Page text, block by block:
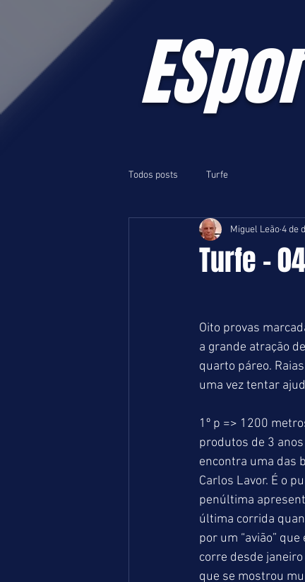
Todos posts Turfe
Turfe -
Miguel Leão4 de
Oito provas
a grande atração
quarto páreo.
uma vez tentar
1º p => 1200
produtos de 3
encontra uma das
Carlos Lavor. É o
penúltima
última corrida
por um “avião”
corre desde
que se mostrou